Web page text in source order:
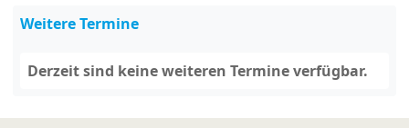
Weitere Termine
Derzeit sind keine weiteren Termine verfügbar.